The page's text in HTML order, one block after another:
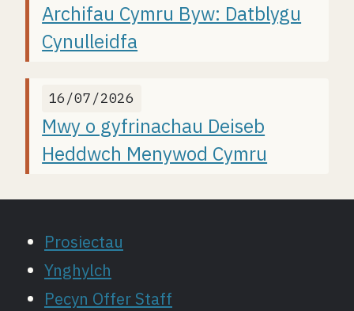
Archifau Cymru Byw: Datblygu
Cynulleidfa
16/07/2026
Mwy o gyfrinachau Deiseb
Heddwch Menywod Cymru
Prosiectau
Ynghylch
Pecyn Offer Staff